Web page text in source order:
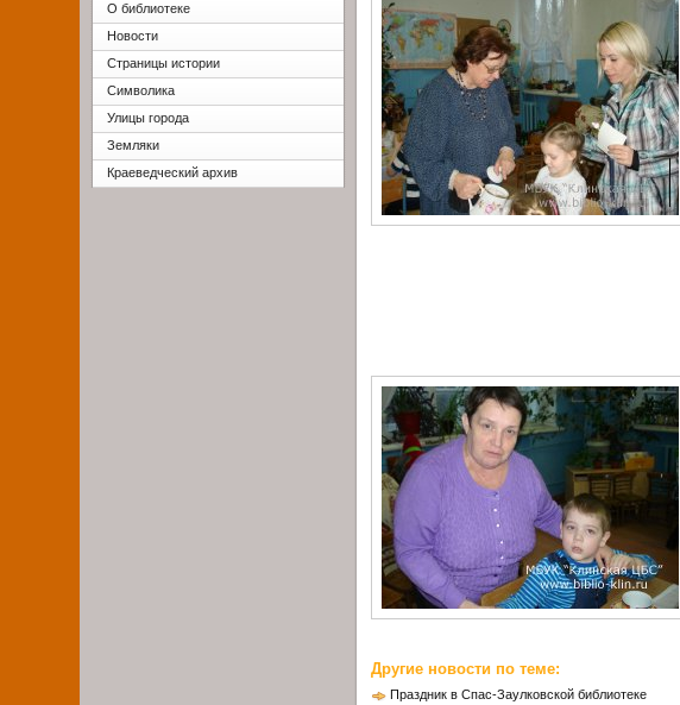
Другие новости по теме:
Праздник в Спас-Заулковской библиотеке
О библиотеке
Новости
Страницы истории
Символика
Улицы города
Земляки
Краеведческий архив